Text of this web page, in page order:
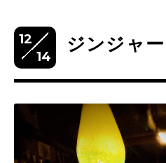
12
14
ジンジャ